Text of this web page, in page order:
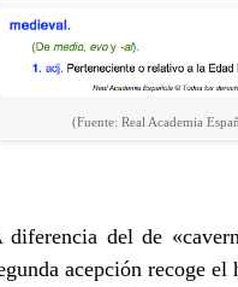
(Fuente: Real Academia
diferencia del de
acepción recoge el